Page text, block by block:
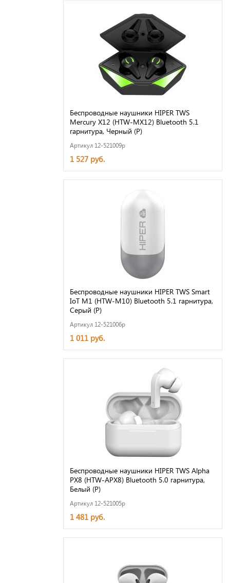
Беспроводные наушники HIPER TWS
Mercury X12 (HTW-MX12) Bluetooth 5.1
гарнитура, Черный (Р)
Артикул 12-521009p
1 527 руб.
Беспроводные наушники HIPER TWS Smart
IoT M1 (HTW-M10) Bluetooth 5.1 гарнитура,
Серый (Р)
Артикул 12-521006p
1 011 руб.
Беспроводные наушники HIPER TWS Alpha
PX8 (HTW-APX8) Bluetooth 5.0 гарнитура,
Белый (Р)
Артикул 12-521005p
1 481 руб.